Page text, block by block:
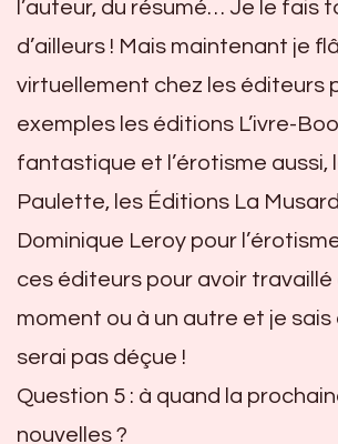
l’auteur, du résumé… Je le fais
d’ailleurs ! Mais maintenant je
virtuellement chez les éditeurs
exemples les éditions L’ivre-
fantastique et l’érotisme aussi,
Paulette, les Éditions La
Dominique Leroy pour
ces éditeurs pour avoir travaillé
moment ou à un autre et je sais
serai pas déçue !
Question 5 : à quand la
nouvelles ?